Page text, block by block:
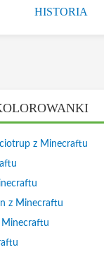
HISTORIA
z Minecraftu
z Minecraftu
Minecraftu